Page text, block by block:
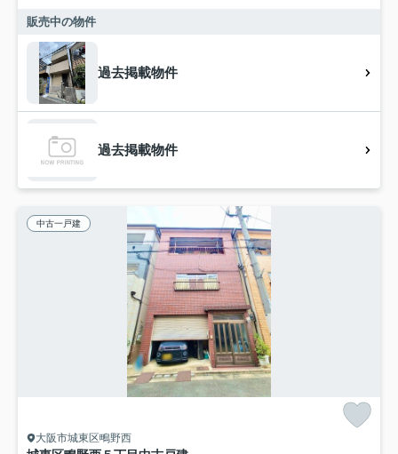
販売中の物件
過去掲載物件
過去掲載物件
中古一戸建
大阪市城東区鴫野西